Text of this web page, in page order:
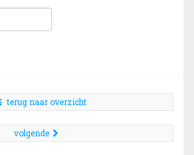
terug naar overzicht
volgende